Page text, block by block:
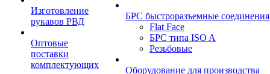
Изготовление
рукавов РВД
Оптовые
поставки
комплектующих
БРС быстроразъемные соединения
Flat Face
БРС типа ISO A
Резьбовые
Оборудование для производства